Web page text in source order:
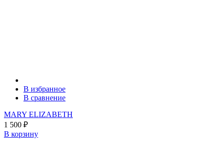
В избранное
В сравнение
MARY ELIZABETH
1 500 ₽
В корзину